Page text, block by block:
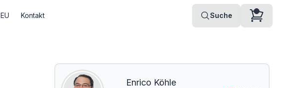
Kontakt Suche
Enrico Köhle